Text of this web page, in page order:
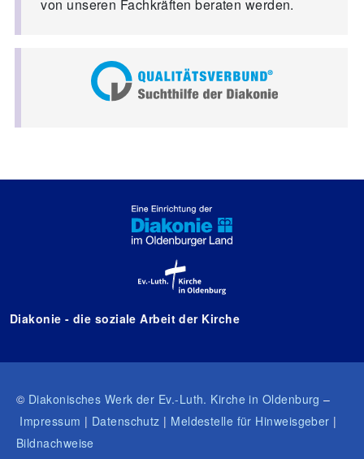
von unseren Fachkräften beraten werden.
Diakonie - die soziale Arbeit der Kirche
© Diakonisches Werk der Ev.-Luth. Kirche in Oldenburg –
Impressum | Datenschutz | Meldestelle für Hinweisgeber |
Bildnachweise